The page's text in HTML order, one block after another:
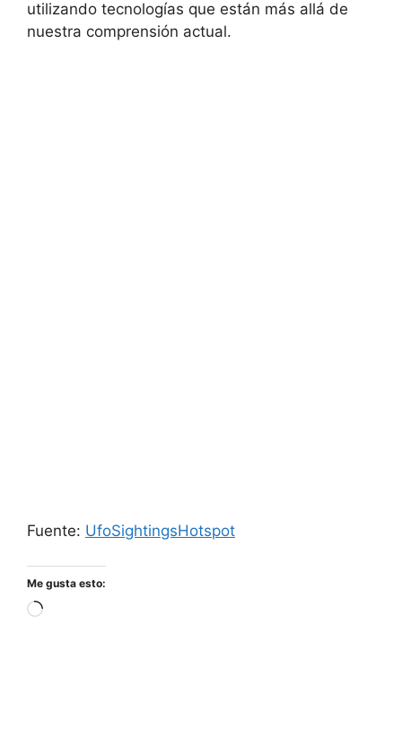
utilizando tecnologías que están más allá de
nuestra comprensión actual.
Fuente: UfoSightingsHotspot
Me gusta esto:
Cargando...